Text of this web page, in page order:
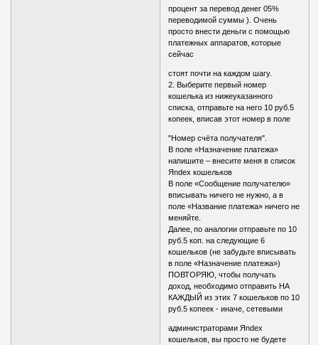
процент за перевод денег 05%
переводимой суммы ). Очень
просто внести деньги с помощью
платежных аппаратов‚ которые
сейчас
стоят почти на каждом шагу.
2. Выберите первый номер
кошелька из нижеуказанного
списка, отправьте на него 10 руб.5
копеек, вписав этот номер в поле
"Номер счёта получателя".
В поле «Назначение платежа»
напишите – внесите меня в список
Яndex кошельков
В поле «Сообщение получателю»
вписывать ничего не нужно, а в
поле «Название платежа» ничего не
меняйте.
Далее‚ по аналогии отправьте по 10
руб.5 коп. на следующие 6
кошельков (не забудьте вписывать
в поле «Назначение платежа»)
ПОВТОРЯЮ, чтобы получать
доход, необходимо отправить НА
КАЖДЫЙ из этих 7 кошельков по 10
руб.5 копеек - иначе, сетевыми
администраторами Яndex
кошельков, вы просто не будете